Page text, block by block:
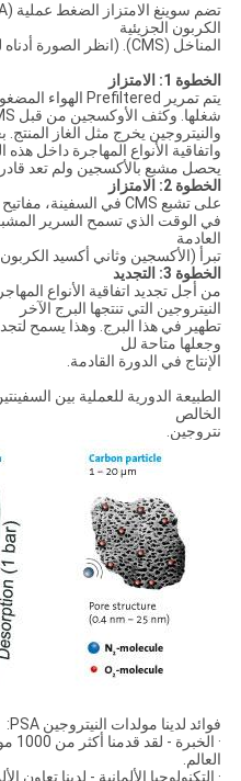
الكربون الجزيئية
المناخل (CMS). (انظر الصورة أدناه لمزيد من التفاصيل السفن).
الخطوة 1: الامتزاز
شغلها. وكثف الأوكسجين من قبل CMS
والنيتروجين يخرج مثل الغاز
واتفاقية الأنواع المهاجرة داخل هذه
يحصل مشبع بالأكسجين ولم تعد
الخطوة 2: الامتزاز
على تشبع CMS في السفينة، مفاتيح عملية توليد النيتروجين إلى وعاء آخر،
في الوقت الذي تسمح السرير
العادمة
تبرأ (الأكسجين وثاني أكسيد
الخطوة 3: التجديد
من أجل تجديد اتفاقية الأنواع
النيتروجين التي تنتجها البرج الآخر
تطهير في هذا البرج. وهذا يسمح
وجعلها متاحة لل
الإنتاج في الدورة القادمة.
الطبيعة الدورية للعملية بين
الخالص
نتروجين.
فوائد لدينا مولدات النيتروجين PSA:
·
العالم.
· التكنولوجيا الألمانية - لدينا تعاون